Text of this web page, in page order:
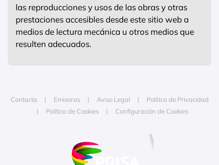
las reproducciones y usos de las obras y otras
prestaciones accesibles desde este sitio web a
medios de lectura mecánica u otros medios que
resulten adecuados.
Contacta Emisoras Aviso Legal
Política de Privacidad
Política de Cookies
Configuración de Cookies